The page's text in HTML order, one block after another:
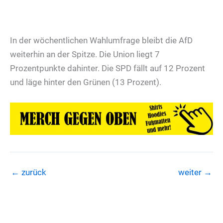
In der wöchentlichen Wahlumfrage bleibt die AfD
weiterhin an der Spitze. Die Union liegt 7
Prozentpunkte dahinter. Die SPD fällt auf 12 Prozent
und läge hinter den Grünen (13 Prozent).
← zurück weiter →